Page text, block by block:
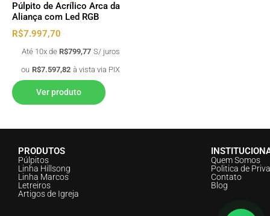
Púlpito de Acrílico Arca da
Aliança com Led RGB
R$7.997,70
Até 10x de R$799,77 S/ juros
ou R$7.597,82 à vista via PIX
Ver produto
PRODUTOS
Púlpitos
Linha Hillsong
Linha Marcos
Letreiros
Artigos de Igreja
Quem Somos
Politica de
Contato
Blog